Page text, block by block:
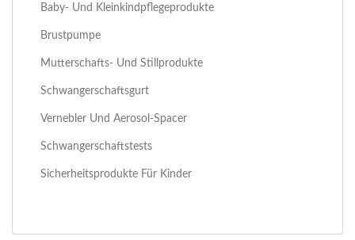
Baby- Und Kleinkindpflegeprodukte
Brustpumpe
Mutterschafts- Und Stillprodukte
Schwangerschaftsgurt
Vernebler Und Aerosol-Spacer
Schwangerschaftstests
Sicherheitsprodukte Für Kinder